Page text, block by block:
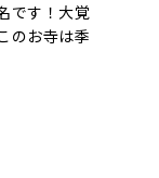
です！大覚
のお寺は季